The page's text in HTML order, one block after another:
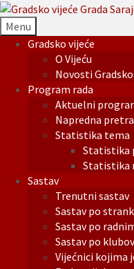
Menu
Gradsko vijeće
O Vijeću
Novosti
Program rada
Aktuelni
Napredna
Statistika tema
Statistika
Statistika
Sastav
Trenutni sastav
Sastav po
Sastav po
Sastav po
Vijećnici kojima